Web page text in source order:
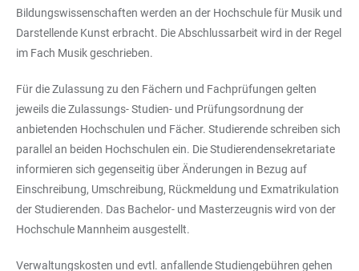
Bildungswissenschaften werden an der Hochschule für Musik und
Darstellende Kunst erbracht. Die Abschlussarbeit wird in der Regel
im Fach Musik geschrieben.
Für die Zulassung zu den Fächern und Fachprüfungen gelten
jeweils die Zulassungs- Studien- und Prüfungsordnung der
anbietenden Hochschulen und Fächer. Studierende schreiben sich
parallel an beiden Hochschulen ein. Die Studierendensekretariate
informieren sich gegenseitig über Änderungen in Bezug auf
Einschreibung, Umschreibung, Rückmeldung und Exmatrikulation
der Studierenden. Das Bachelor- und Masterzeugnis wird von der
Hochschule Mannheim ausgestellt.
Verwaltungskosten und evtl. anfallende Studiengebühren gehen